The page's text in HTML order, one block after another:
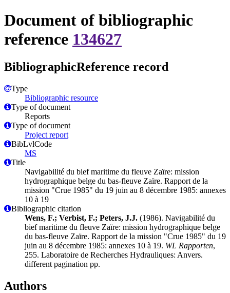
Document of bibliographic
reference 134627
BibliographicReference record
Type
Bibliographic resource
Type of document
Reports
Type of document
Project report
BibLvlCode
MS
Title
Navigabilité du bief maritime du fleuve Zaïre: mission
hydrographique belge du bas-fleuve Zaïre. Rapport de la
mission "Crue 1985" du 19 juin au 8 décembre 1985: annexes
10 à 19
Bibliographic citation
Wens, F.; Verbist, F.; Peters, J.J. (1986). Navigabilité du
bief maritime du fleuve Zaïre: mission hydrographique belge
du bas-fleuve Zaïre. Rapport de la mission "Crue 1985" du 19
juin au 8 décembre 1985: annexes 10 à 19. WL Rapporten,
255. Laboratoire de Recherches Hydrauliques: Anvers.
different pagination pp.
Authors